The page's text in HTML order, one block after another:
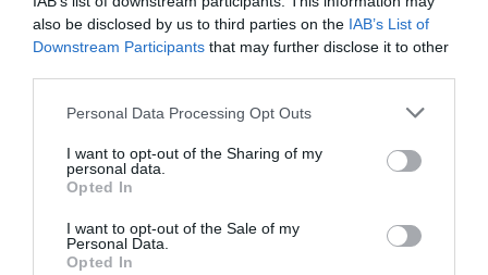
also be disclosed by us to third parties on the IAB’s List of
Downstream Participants that may further disclose it to other
Personal Data Processing Opt Outs
I want to opt-out of the Sharing of my
personal data.
Opted In
I want to opt-out of the Sale of my
Personal Data.
Opted In
κοινό; Οτιδήποτε σε κάνει να νιώθεις σέξι – όπως
μπορεί να σε βάλει στο σωστό mood για σόλο
περιπτύξεις με τον εαυτό σου.
5. Άσε το τηλέφωνό σου μακριά
Ο αυνανισμός είναι “me time” – τελεία και